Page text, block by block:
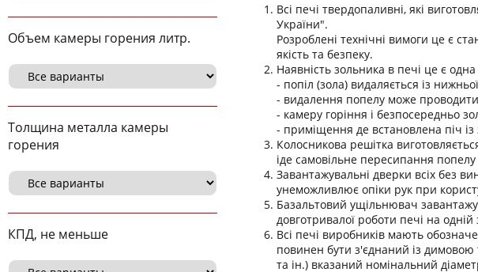
Объем камеры горения литр.
Толщина металла камеры
горения
КПД, не меньше
Всі печі твердопаливні, які
України".
Розроблені технічні вимоги це є
якість та безпеку.
Наявність зольника в печі це є
- попіл (зола) видаляється із
- видалення попелу може
- камеру горіння і безпосередньо
- приміщення де встановлена піч
Колосникова решітка
іде самовільне пересипання
Завантажувальні дверки всіх без
унеможливлює опіки рук при
Базальтовий ущільнювач
довготривалої роботи печі на одній
Всі печі виробників мають
повинен бути з'єднаний із димовою
та ін.) вказаний номінальний